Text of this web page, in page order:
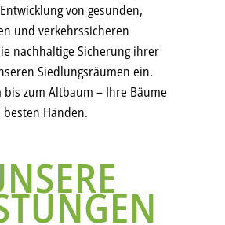
von gesunden,
und verkehrssicheren
nachhaltige Sicherung ihrer
Siedlungsräumen ein.
bis zum Altbaum – Ihre Bäume
Händen.